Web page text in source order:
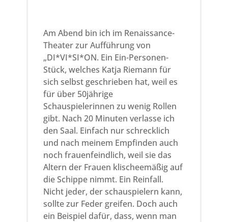
Am Abend bin ich im Renaissance-
Theater zur Aufführung von
„DI*VI*SI*ON. Ein Ein-Personen-
Stück, welches Katja Riemann für
sich selbst geschrieben hat, weil es
für über 50jährige
Schauspielerinnen zu wenig Rollen
gibt. Nach 20 Minuten verlasse ich
den Saal. Einfach nur schrecklich
und nach meinem Empfinden auch
noch frauenfeindlich, weil sie das
Altern der Frauen klischeemäßig auf
die Schippe nimmt. Ein Reinfall.
Nicht jeder, der schauspielern kann,
sollte zur Feder greifen. Doch auch
ein Beispiel dafür, dass, wenn man